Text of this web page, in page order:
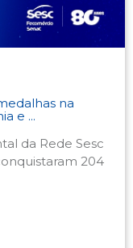
na
e ...
da Rede Sesc
204